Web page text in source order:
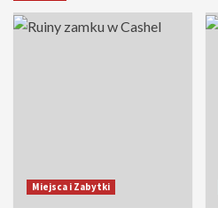
Miejsca i Zabytki